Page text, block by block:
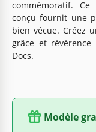
commémoratif.
conçu fournit une
bien vécue. Créez
grâce et
Docs.
Modèle